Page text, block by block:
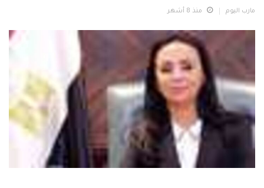
مارب اليوم منذ 8 أشهر